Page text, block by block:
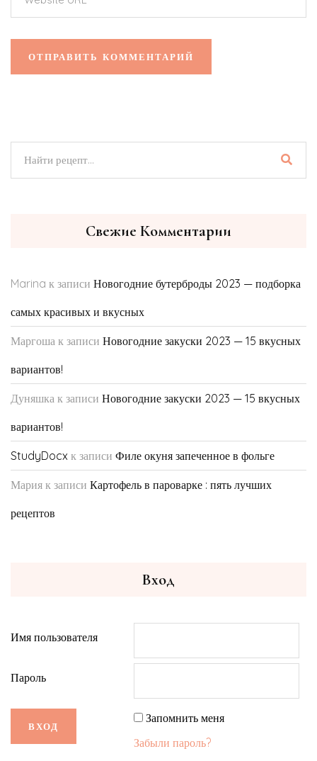
Свежие Комментарии
Marina к записи Новогодние бутерброды 2023 — подборка
самых красивых и вкусных
Маргоша к записи Новогодние закуски 2023 — 15 вкусных
вариантов!
Дуняшка к записи Новогодние закуски 2023 — 15 вкусных
вариантов!
StudyDocx к записи Филе окуня запеченное в фольге
Мария к записи Картофель в пароварке : пять лучших
рецептов
Вход
Имя пользователя
Пароль
Запомнить меня
Забыли пароль?